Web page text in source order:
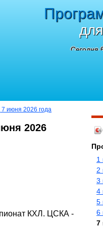
Сегодня
7 июня 2026 года
2026
КХЛ. ЦСКА -
1
2
3
4
5
6
7